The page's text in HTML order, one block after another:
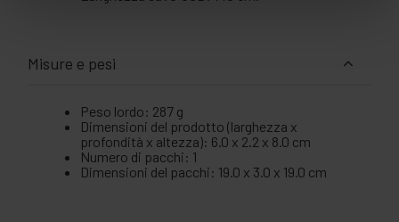
Misure e pesi
Peso lordo: 287 g
Dimensioni del prodotto (larghezza x
profondità x altezza): 6.0 x 2.2 x 8.0 cm
Numero di pacchi: 1
Dimensioni del pacchi: 19.0 x 3.0 x 19.0 cm